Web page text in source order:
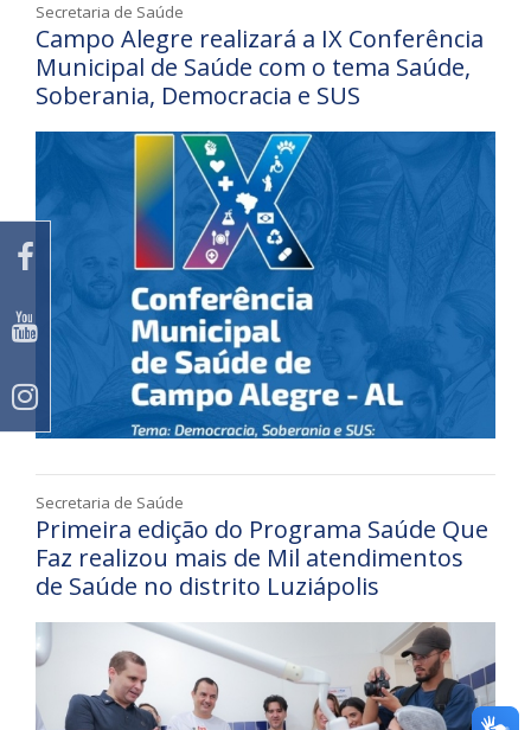
Secretaria de Saúde
Campo Alegre realizará a IX Conferência
Municipal de Saúde com o tema Saúde,
Soberania, Democracia e SUS
Secretaria de Saúde
Primeira edição do Programa Saúde Que
Faz realizou mais de Mil atendimentos
de Saúde no distrito Luziápolis